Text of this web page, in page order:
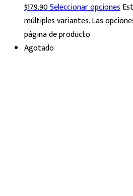
$179.90Seleccionar opciones
múltiples variantes. Las
página de producto
Agotado